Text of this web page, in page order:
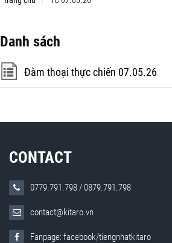
Danh sách
Đàm thoại thực chiến 07.05.26
CONTACT
0779.791.798/0879.791.798
contact@kitaro.vn
Fanpage: facebook/tiengnhatkitaro